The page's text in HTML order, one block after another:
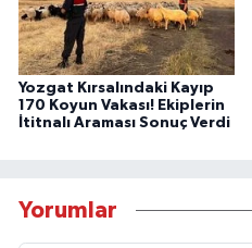
Yozgat Kırsalındaki Kayıp
170 Koyun Vakası! Ekiplerin
İtitnalı Araması Sonuç Verdi
Yorumlar